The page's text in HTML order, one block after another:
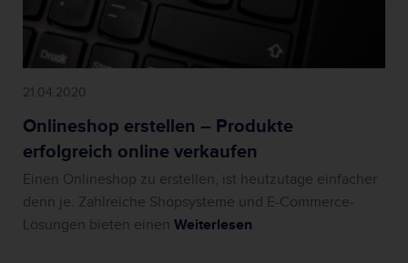
21.04.2020
Onlineshop erstellen – Produkte
erfolgreich online verkaufen
Einen Onlineshop zu erstellen, ist heutzutage einfacher
denn je. Zahlreiche Shopsysteme und E-Commerce-
Lösungen bieten einen Weiterlesen